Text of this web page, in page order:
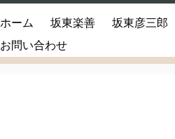
ホーム 坂東楽善 坂東彦三郎
お問い合わせ